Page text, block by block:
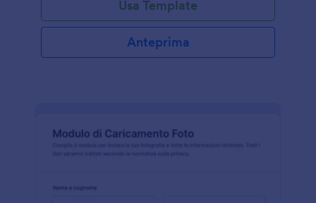
Usa Template
Anteprima